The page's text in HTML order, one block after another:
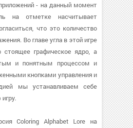
- на данный момент
на отметке насчитывает
что это количество
Во главе угла в этой игре
стоящее графическое ядро, а
и понятным процессом и
кнопками управления и
мы устанавливаем себе
Coloring Alphabet Lore на